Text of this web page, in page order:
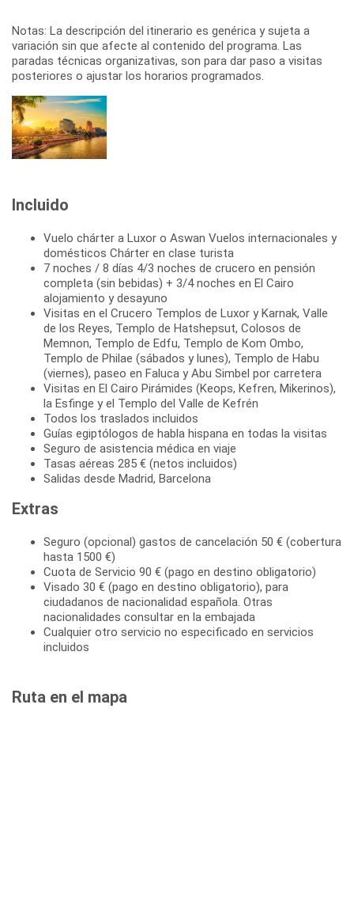
Notas: La descripción del itinerario es genérica y sujeta a
variación sin que afecte al contenido del programa. Las
paradas técnicas organizativas, son para dar paso a visitas
posteriores o ajustar los horarios programados.
Incluido
Vuelo chárter a Luxor o Aswan Vuelos internacionales y
domésticos Chárter en clase turista
7 noches / 8 días 4/3 noches de crucero en pensión
completa (sin bebidas) + 3/4 noches en El Cairo
alojamiento y desayuno
Visitas en el Crucero Templos de Luxor y Karnak, Valle
de los Reyes, Templo de Hatshepsut, Colosos de
Memnon, Templo de Edfu, Templo de Kom Ombo,
Templo de Philae (sábados y lunes), Templo de Habu
(viernes), paseo en Faluca y Abu Simbel por carretera
Visitas en El Cairo Pirámides (Keops, Kefren, Mikerinos),
la Esfinge y el Templo del Valle de Kefrén
Todos los traslados incluidos
Guías egiptólogos de habla hispana en todas la visitas
Seguro de asistencia médica en viaje
Tasas aéreas 285 € (netos incluidos)
Salidas desde Madrid, Barcelona
Extras
Seguro (opcional) gastos de cancelación 50 € (cobertura
hasta 1500 €)
Cuota de Servicio 90 € (pago en destino obligatorio)
Visado 30 € (pago en destino obligatorio), para
ciudadanos de nacionalidad española. Otras
nacionalidades consultar en la embajada
Cualquier otro servicio no especificado en servicios
incluidos
Ruta en el mapa